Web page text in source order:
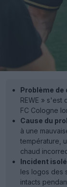
Problème de
REWE » s'est
FC Cologne
Cause du
à une
température,
chaud
Incident
les logos des
intacts